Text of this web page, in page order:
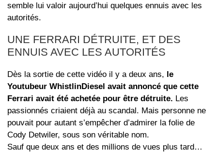
semble lui valoir aujourd’hui quelques ennuis avec les
autorités.
UNE FERRARI DÉTRUITE, ET DES
ENNUIS AVEC LES AUTORITÉS
Dès la sortie de cette vidéo il y a deux ans, le
Youtubeur WhistlinDiesel avait annoncé que cette
Ferrari avait été achetée pour être détruite. Les
passionnés criaient déjà au scandal. Mais personne ne
pouvait pour autant s’empêcher d’admirer la folie de
Cody Detwiler, sous son véritable nom.
Sauf que deux ans et des millions de vues plus tard…